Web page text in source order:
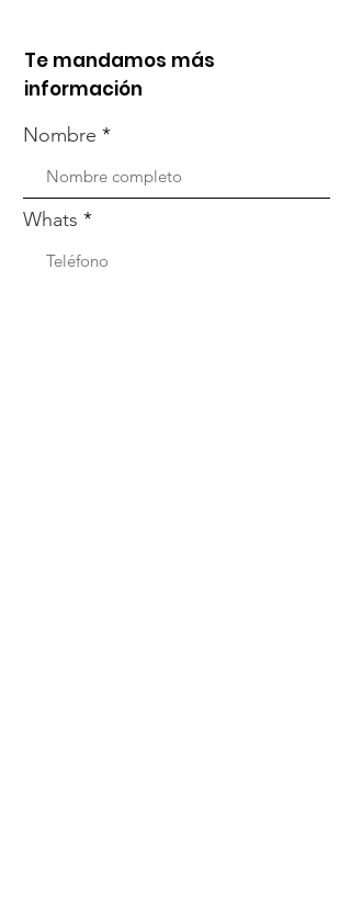
Te mandamos más
información
Nombre
Whats